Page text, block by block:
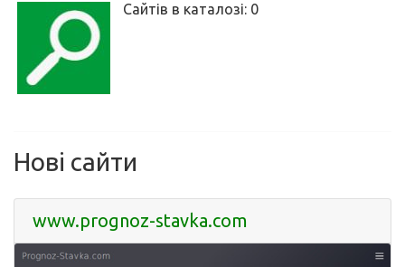
Сайтів в каталозі: 0
Нові сайти
www.prognoz-stavka.com